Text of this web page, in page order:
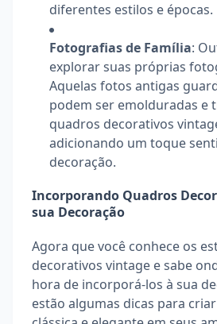
diferentes estilos e épocas.
Fotografias de Família:
explorar suas próprias
Aquelas fotos antigas
podem ser emolduradas e
quadros decorativos
adicionando um toque
decoração.
Incorporando Quadros
sua Decoração
Agora que você conhece os
decorativos vintage e sabe
hora de incorporá-los à sua
estão algumas dicas para